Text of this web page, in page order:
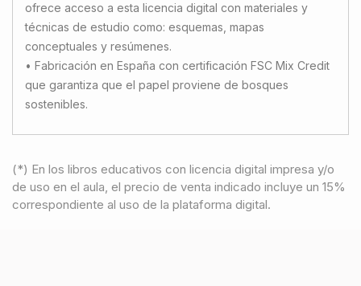
ofrece acceso a esta licencia digital con materiales y
técnicas de estudio como: esquemas, mapas
conceptuales y resúmenes.
• Fabricación en España con certificación FSC Mix Credit
que garantiza que el papel proviene de bosques
sostenibles.
(*) En los libros educativos con licencia digital impresa y/o
de uso en el aula, el precio de venta indicado incluye un 15%
correspondiente al uso de la plataforma digital.